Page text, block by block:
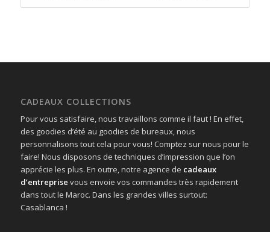
CADEAUX COLLECTIONS
Pour vous satisfaire, nous travaillons comme il faut ! En effet,
des goodies d’été au goodies de bureaux, nous
personnalisons tout cela pour vous! Comptez sur nous pour le
faire! Nous disposons de techniques d’impression que l’on
apprécie les plus. En outre, notre agence de cadeaux
d’entreprise vous envoie vos commandes très rapidement
dans tout le Maroc. Dans les grandes villes surtout:
Casablanca !